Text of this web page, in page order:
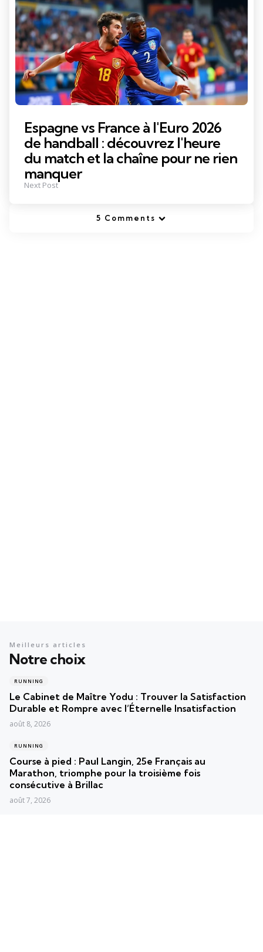
Espagne vs France à l'Euro 2026
de handball : découvrez l'heure
du match et la chaîne pour ne rien
manquer
Next Post
5 Comments
Notre choix
Meilleurs articles
RUNNING
Le Cabinet de Maître Yodu : Trouver la Satisfaction
Durable et Rompre avec l’Éternelle Insatisfaction
août 8, 2026
RUNNING
Course à pied : Paul Langin, 25e Français au
Marathon, triomphe pour la troisième fois
consécutive à Brillac
août 7, 2026